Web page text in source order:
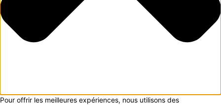
Pour offrir les meilleures expériences, nous utilisons des